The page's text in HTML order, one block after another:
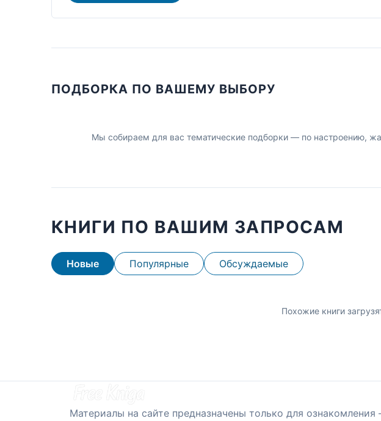
ПОДБОРКА ПО ВАШЕМУ ВЫБОРУ
Мы собираем для вас тематические подборки — по настроению,
КНИГИ ПО ВАШИМ ЗАПРОСАМ
Новые Популярные Обсуждаемые
Похожие книги
Материалы на сайте предназначены только для